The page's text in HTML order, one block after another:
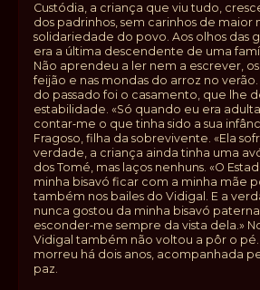
Custódia, a criança que viu tudo,
dos padrinhos, sem carinhos de maior
solidariedade do povo. Aos olhos das
era a última descendente de uma
Não aprendeu a ler nem a escrever,
feijão e nas mondas do arroz no
do passado foi o casamento, que lhe
estabilidade. «Só quando eu era
contar‑me o que tinha sido a sua
Fragoso, filha da sobrevivente. «Ela
verdade, a criança ainda tinha uma
dos Tomé, mas laços nenhuns. «O
minha bisavó ficar com a minha mãe
também nos bailes do Vidigal. E a
nunca gostou da minha bisavó
esconder‑me sempre da vista dela.»
Vidigal também não voltou a pôr o pé.
morreu há dois anos, acompanhada
paz.